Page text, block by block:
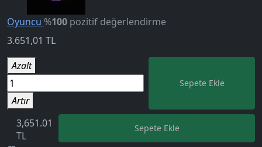
Oyuncu %100 pozitif değerlendirme
3.651,01 TL
Azalt
Artır
Sepete Ekle
3,651.01
TL
Sepete Ekle